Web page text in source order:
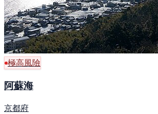
極高風險
阿蘇海
京都府